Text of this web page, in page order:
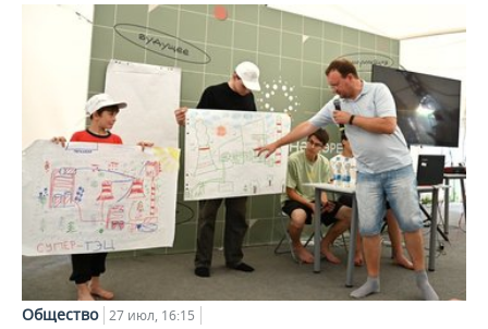
Общество 27 июл, 16:15